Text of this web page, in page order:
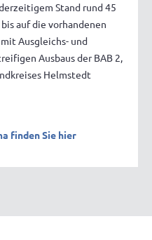
Stand rund 45
auf die vorhandenen
Ausgleichs- und
Ausbaus der BAB 2,
Helmstedt
finden Sie hier